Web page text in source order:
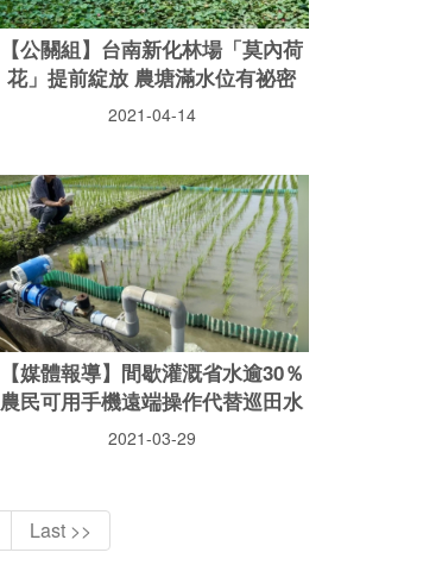
【公關組】台南新化林場「莫內荷
花」提前綻放 農塘滿水位有祕密
2021-04-14
【媒體報導】間歇灌溉省水逾30％
農民可用手機遠端操作代替巡田水
2021-03-29
Last >>